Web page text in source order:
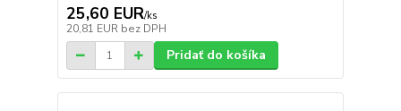
25,60 EUR/ks
20,81 EUR bez DPH
Pridať do košíka